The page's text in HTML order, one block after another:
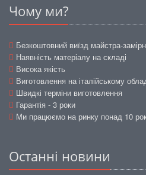
Чому ми?
Безкоштовний виїзд майстра-
Наявність матеріалу на складі
Висока якість
Виготовлення на італійському
Швидкі терміни виготовлення
Гарантія - 3 роки
Ми працюємо на ринку понад 10
Останні новини